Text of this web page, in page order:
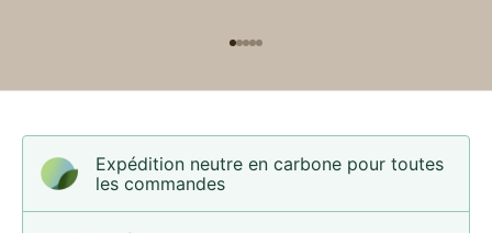
Expédition neutre en carbone pour toutes
les commandes